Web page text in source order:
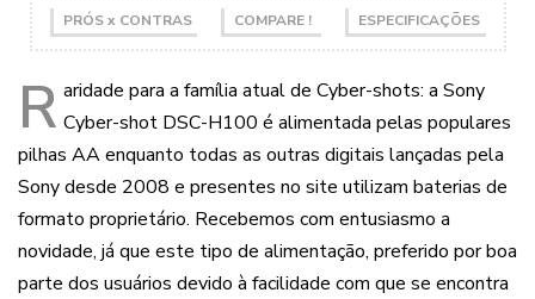
PRÓS x CONTRAS COMPARE ! ESPECIFICAÇÕES
R aridade para a família atual de Cyber-shots: a Sony
Cyber-shot DSC-H100 é alimentada pelas populares
pilhas AA enquanto todas as outras digitais lançadas pela
Sony desde 2008 e presentes no site utilizam baterias de
formato proprietário. Recebemos com entusiasmo a
novidade, já que este tipo de alimentação, preferido por boa
parte dos usuários devido à facilidade com que se encontra